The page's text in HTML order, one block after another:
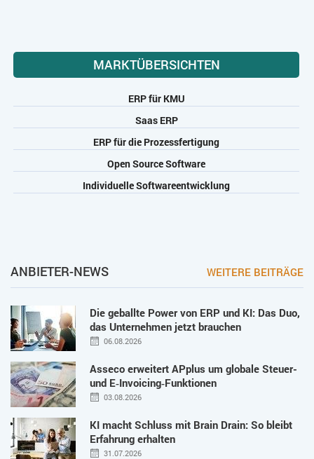
MARKTÜBERSICHTEN
ERP für KMU
Saas ERP
ERP für die Prozessfertigung
Open Source Software
Individuelle Softwareentwicklung
ANBIETER-NEWS WEITERE BEITRÄGE
Die geballte Power von ERP und KI: Das Duo,
das Unternehmen jetzt brauchen
06.08.2026
Asseco erweitert APplus um globale Steuer-
und E‑Invoicing‑Funktionen
03.08.2026
KI macht Schluss mit Brain Drain: So bleibt
Erfahrung erhalten
31.07.2026